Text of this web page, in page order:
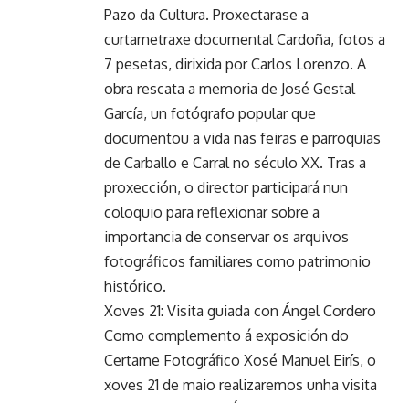
Pazo da Cultura. Proxectarase a
curtametraxe documental Cardoña, fotos a
7 pesetas, dirixida por Carlos Lorenzo. A
obra rescata a memoria de José Gestal
García, un fotógrafo popular que
documentou a vida nas feiras e parroquias
de Carballo e Carral no século XX. Tras a
proxección, o director participará nun
coloquio para reflexionar sobre a
importancia de conservar os arquivos
fotográficos familiares como patrimonio
histórico.
Xoves 21: Visita guiada con Ángel Cordero
Como complemento á exposición do
Certame Fotográfico Xosé Manuel Eirís, o
xoves 21 de maio realizaremos unha visita